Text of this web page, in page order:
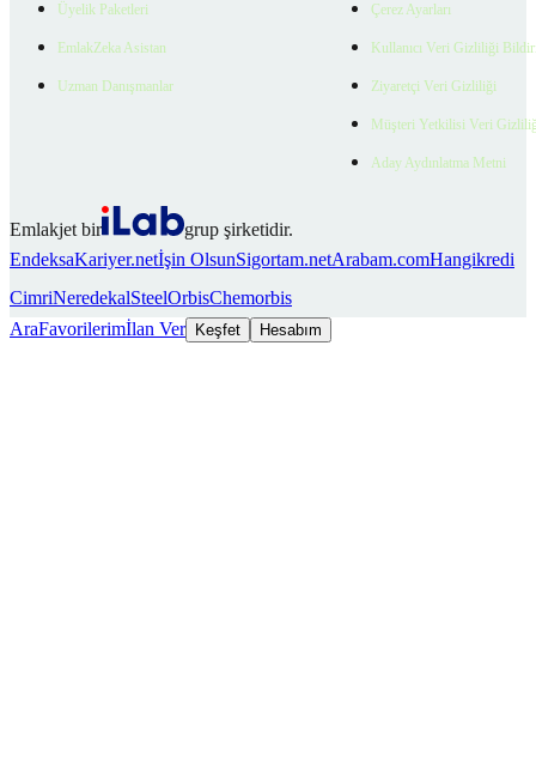
Üyelik Paketleri
EmlakZeka Asistan
Uzman Danışmanlar
Çerez Ayarları
Kullanıcı Veri Gizliliği
Ziyaretçi Veri Gizliliği
Müşteri Yetkilisi Veri
Aday Aydınlatma Metni
Emlakjet bir
grup şirketidir.
EndeksaKariyer.netİşin OlsunSigortam.netArabam.comHangikredi
CimriNeredekalSteelOrbisChemorbis
AraFavorilerimİlan Ver Keşfet Hesabım